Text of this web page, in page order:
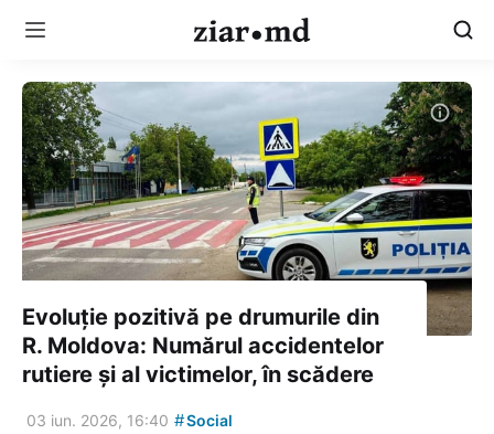
Evoluție pozitivă pe drumurile din
R. Moldova: Numărul accidentelor
rutiere și al victimelor, în scădere
03 iun. 2026, 16:40 #Social